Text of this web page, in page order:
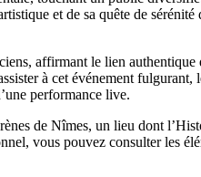
et de sa quête de
affirmant le lien
à cet événement fulgurant,
performance live.
de Nîmes, un lieu dont
vous pouvez consulter les